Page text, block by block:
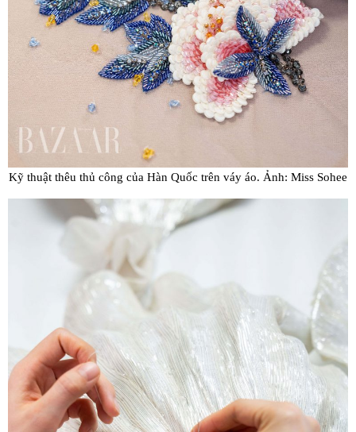
Kỹ thuật thêu thủ công của Hàn Quốc trên váy áo. Ảnh: Miss Sohee